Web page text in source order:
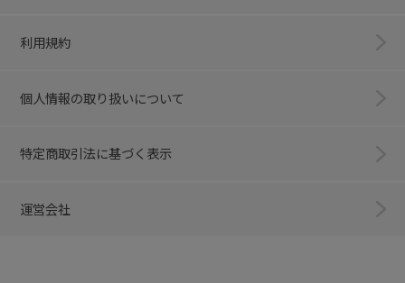
利用規約
個人情報の取り扱いについて
特定商取引法に基づく表示
運営会社